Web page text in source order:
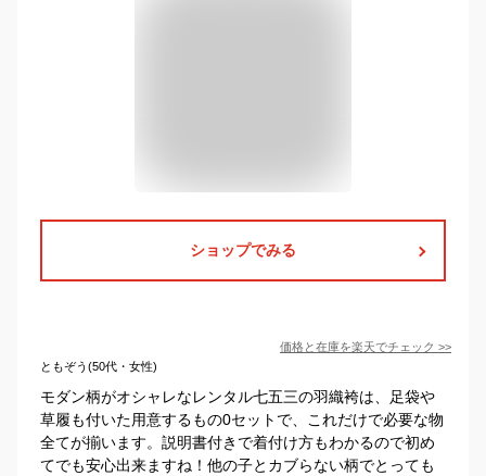
ショップでみる
価格と在庫を楽天でチェック >>
ともぞう(50代・女性)
モダン柄がオシャレなレンタル七五三の羽織袴は、足袋や
草履も付いた用意するもの0セットで、これだけで必要な物
全てが揃います。説明書付きで着付け方もわかるので初め
てでも安心出来ますね！他の子とカブらない柄でとっても